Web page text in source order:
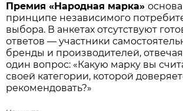
Премия «Народная марка»
принципе независимого
выбора. В анкетах отсутствуют
ответов — участники
бренды и производителей,
один вопрос: «Какую марку вы
своей категории, которой
рекомендовать?»